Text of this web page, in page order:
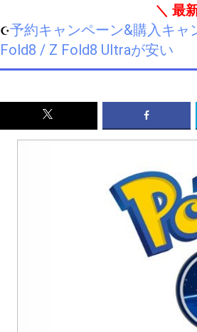
＼ 最
☪️予約キャンペーン&購入キャ
Fold8 / Z Fold8 Ultraが安い